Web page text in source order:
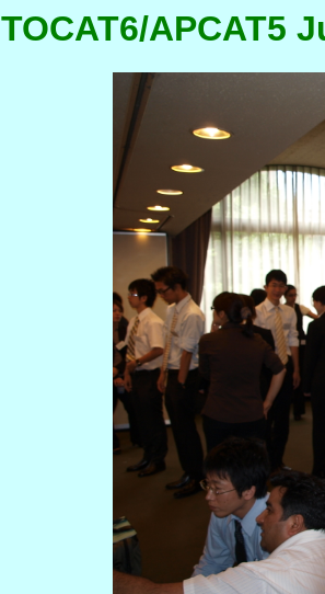
TOCAT6/APCAT5